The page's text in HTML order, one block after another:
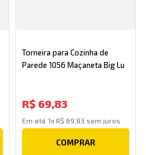
Torneira para Cozinha de
Parede 1056 Maçaneta Big Lu
R$ 69,83
Em até 1x R$ 69 83 sem juros
COMPRAR